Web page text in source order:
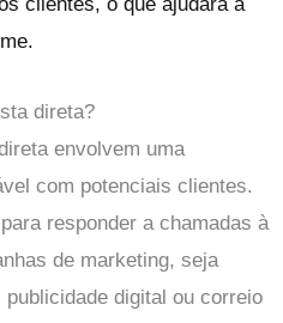
clientes, o que ajudará a
direta?
envolvem uma
com potenciais clientes.
responder a chamadas à
de marketing, seja
digital ou correio